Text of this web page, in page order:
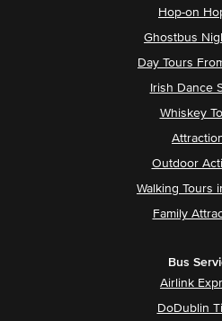
Hop-on
Ghostbus
Day Tours
Irish Dance
Whiskey
Outdoor
Walking Tours
Family
Bus
Airlink
DoDublin